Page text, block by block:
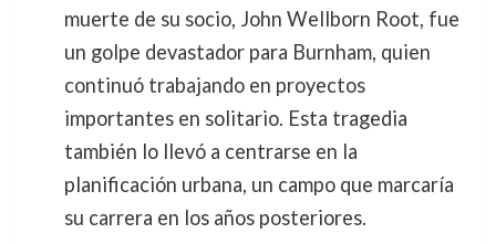
muerte de su socio, John Wellborn Root, fue
un golpe devastador para Burnham, quien
continuó trabajando en proyectos
importantes en solitario. Esta tragedia
también lo llevó a centrarse en la
planificación urbana, un campo que marcaría
su carrera en los años posteriores.